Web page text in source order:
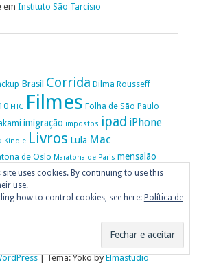
em Instituto São Tarcísio
Brasil Corrida Dilma Rousseff
FHC Filmes Folha de São Paulo
imigração impostos ipad iPhone
Kindle Livros Lula Mac
de Oslo Maratona de Paris mensalão
nike Noruega OAB OiOsloPolítica
PT
|Tema: Yoko byElmastudio
site uses cookies. By continuing to use this
use.
how to control cookies, see here: Política de